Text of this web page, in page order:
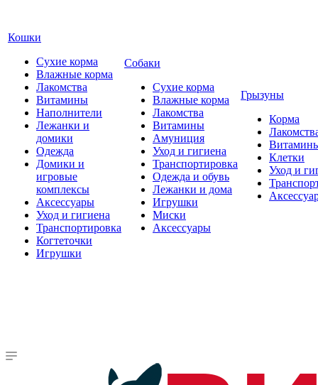
Кошки
Сухие корма
Влажные корма
Лакомства
Витамины
Наполнители
Лежанки и
домики
Одежда
Домики и
игровые
комплексы
Аксессуары
Уход и гигиена
Транспортировка
Когтеточки
Игрушки
Собаки
Сухие корма
Влажные корма
Лакомства
Витамины
Амуниция
Уход и гигиена
Транспортировка
Одежда и обувь
Лежанки и дома
Игрушки
Миски
Аксессуары
Грызуны
Корма
Клетки
Уход и